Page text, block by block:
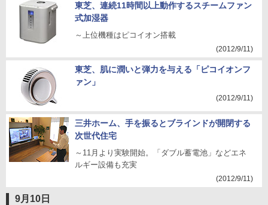
東芝、連続11時間以上動作するスチームファン
式加湿器
～上位機種はピコイオン搭載
(2012/9/11)
東芝、肌に潤いと弾力を与える「ピコイオンフ
ァン」
(2012/9/11)
三井ホーム、手を振るとブラインドが開閉する
次世代住宅
～11月より実験開始。「ダブル蓄電池」などエネ
ルギー設備も充実
(2012/9/11)
9月10日